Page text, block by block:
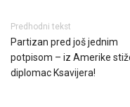
Predhodni tekst
Partizan pred još jednim
potpisom – iz Amerike
diplomac Ksavijera!